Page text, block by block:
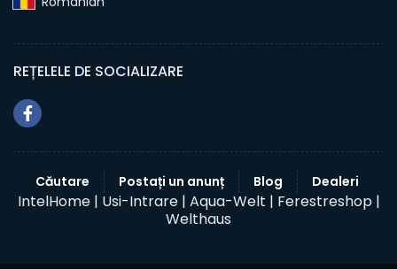
REȚELELE DE SOCIALIZARE
Căutare Postați un anunț Blog Dealeri
IntelHome | Usi-Intrare | Aqua-Welt | Ferestreshop |
Welthaus